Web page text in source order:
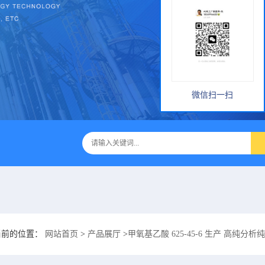
的位置： 网站首页 > 产品展厅 >甲氧基乙酸 625-45-6 生产 高纯分析
微信扫一扫